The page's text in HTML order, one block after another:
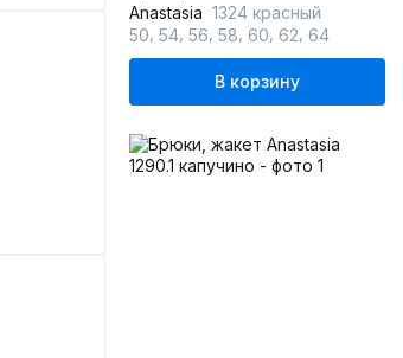
Anastasia 1324 красный
50 54 56 58 60 62 64
В корзину